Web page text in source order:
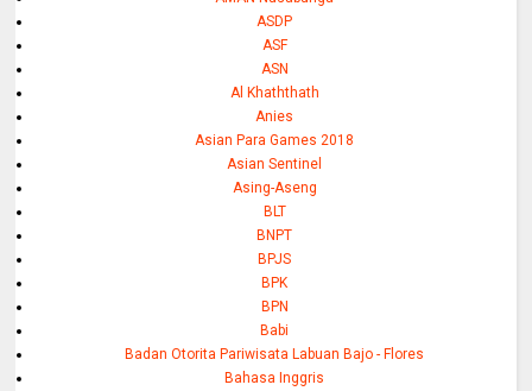
ASDP
ASF
ASN
Al Khaththath
Anies
Asian Para Games 2018
Asian Sentinel
Asing-Aseng
BLT
BNPT
BPJS
BPK
BPN
Babi
Badan Otorita Pariwisata Labuan Bajo - Flores
Bahasa Inggris